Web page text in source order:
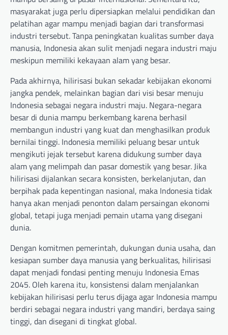
masyarakat juga perlu dipersiapkan melalui pendidikan dan
pelatihan agar mampu menjadi bagian dari transformasi
industri tersebut. Tanpa peningkatan kualitas sumber daya
manusia, Indonesia akan sulit menjadi negara industri maju
meskipun memiliki kekayaan alam yang besar.
Pada akhirnya, hilirisasi bukan sekadar kebijakan ekonomi
jangka pendek, melainkan bagian dari visi besar menuju
Indonesia sebagai negara industri maju. Negara-negara
besar di dunia mampu berkembang karena berhasil
membangun industri yang kuat dan menghasilkan produk
bernilai tinggi. Indonesia memiliki peluang besar untuk
mengikuti jejak tersebut karena didukung sumber daya
alam yang melimpah dan pasar domestik yang besar. Jika
hilirisasi dijalankan secara konsisten, berkelanjutan, dan
berpihak pada kepentingan nasional, maka Indonesia tidak
hanya akan menjadi penonton dalam persaingan ekonomi
global, tetapi juga menjadi pemain utama yang disegani
dunia.
Dengan komitmen pemerintah, dukungan dunia usaha, dan
kesiapan sumber daya manusia yang berkualitas, hilirisasi
dapat menjadi fondasi penting menuju Indonesia Emas
2045. Oleh karena itu, konsistensi dalam menjalankan
kebijakan hilirisasi perlu terus dijaga agar Indonesia mampu
berdiri sebagai negara industri yang mandiri, berdaya saing
tinggi, dan disegani di tingkat global.